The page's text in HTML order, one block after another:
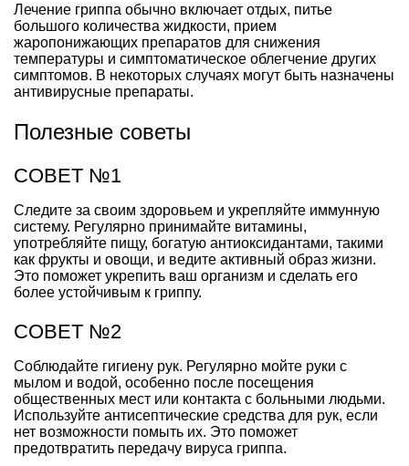
Лечение гриппа обычно включает отдых, питье
большого количества жидкости, прием
жаропонижающих препаратов для снижения
температуры и симптоматическое облегчение других
симптомов. В некоторых случаях могут быть назначены
антивирусные препараты.
Полезные советы
СОВЕТ №1
Следите за своим здоровьем и укрепляйте иммунную
систему. Регулярно принимайте витамины,
употребляйте пищу, богатую антиоксидантами, такими
как фрукты и овощи, и ведите активный образ жизни.
Это поможет укрепить ваш организм и сделать его
более устойчивым к гриппу.
СОВЕТ №2
Соблюдайте гигиену рук. Регулярно мойте руки с
мылом и водой, особенно после посещения
общественных мест или контакта с больными людьми.
Используйте антисептические средства для рук, если
нет возможности помыть их. Это поможет
предотвратить передачу вируса гриппа.